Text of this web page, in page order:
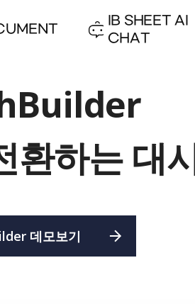
IB SHEET AI
CHAT
환하는 대
데모보기